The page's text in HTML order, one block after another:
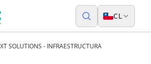
CL
SOLUTIONS - INFRAESTRUCTURA